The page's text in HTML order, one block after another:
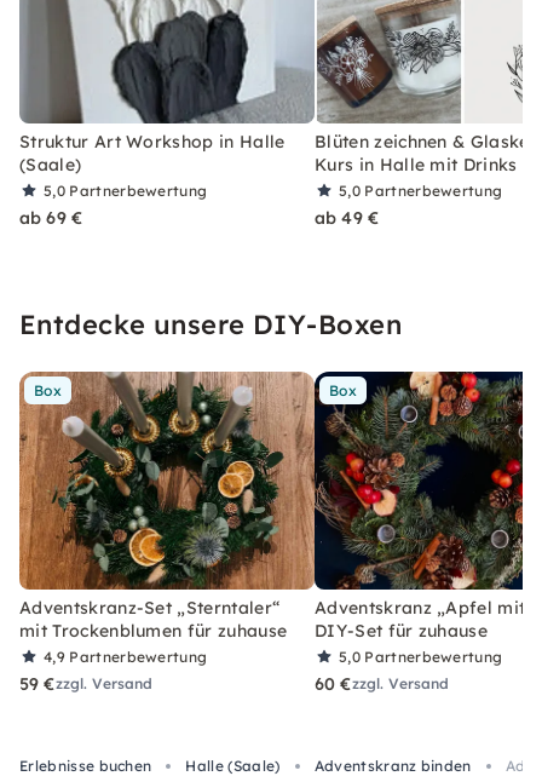
Struktur Art Workshop in Halle
(Saale)
5,0 Partnerbewertung
ab 69 €
Blüten zeichnen &
Kurs in Halle mit Drinks
5,0 Partnerbewertung
ab 49 €
Entdecke unsere DIY-Boxen
Box
Adventskranz-Set „Sterntaler“
mit Trockenblumen für zuhause
4,9 Partnerbewertung
59 €zzgl. Versand
Box
Adventskranz „Apfel mit
DIY-Set für zuhause
5,0 Partnerbewertung
60 €zzgl. Versand
Erlebnisse buchen Halle (Saale) Adventskranz binden